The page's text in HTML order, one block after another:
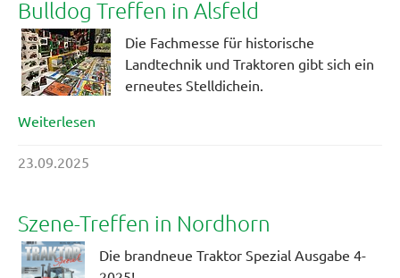
Bulldog Treffen in Alsfeld
Die Fachmesse für historische
Landtechnik und Traktoren gibt sich ein
erneutes Stelldichein.
Weiterlesen
23.09.2025
Szene-Treffen in Nordhorn
Die brandneue Traktor Spezial Ausgabe 4-